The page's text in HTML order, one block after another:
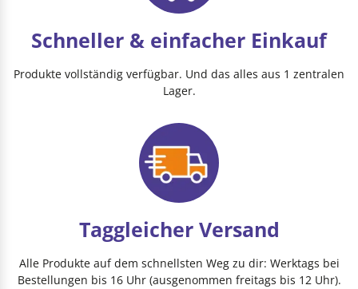
Schneller & einfacher Einkauf
Produkte vollständig verfügbar. Und das alles aus 1 zentralen
Lager.
Taggleicher Versand
Alle Produkte auf dem schnellsten Weg zu dir: Werktags bei
Bestellungen bis 16 Uhr (ausgenommen freitags bis 12 Uhr).